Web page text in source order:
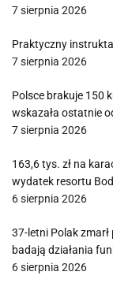
7 sierpnia 2026
Praktyczny
7 sierpnia 2026
Polsce brakuje 150
wskazała ostatnie
7 sierpnia 2026
163,6 tys. zł na
wydatek resortu
6 sierpnia 2026
37-letni Polak
badają działania
6 sierpnia 2026